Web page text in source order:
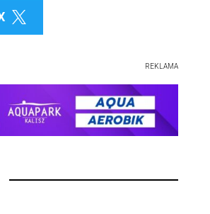

REKLAMA